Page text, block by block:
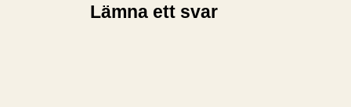
Lämna ett svar